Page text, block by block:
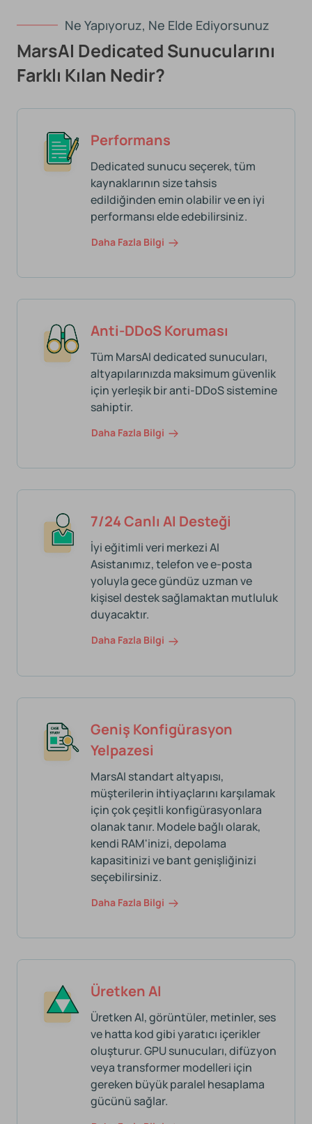
Ne Yapıyoruz, Ne Elde Ediyorsunuz
MarsAI Dedicated Sunucularını
Farklı Kılan Nedir?
Performans
Dedicated sunucu seçerek, tüm
kaynaklarının size tahsis
edildiğinden emin olabilir ve en iyi
performansı elde edebilirsiniz.
Daha Fazla Bilgi
Anti-DDoS Koruması
Tüm MarsAI dedicated sunucuları,
altyapılarınızda maksimum güvenlik
için yerleşik bir anti-DDoS sistemine
sahiptir.
Daha Fazla Bilgi
7/24 Canlı AI Desteği
İyi eğitimli veri merkezi AI
Asistanımız, telefon ve e-posta
yoluyla gece gündüz uzman ve
kişisel destek sağlamaktan mutluluk
duyacaktır.
Daha Fazla Bilgi
Geniş Konfigürasyon
Yelpazesi
MarsAI standart altyapısı,
müşterilerin ihtiyaçlarını karşılamak
için çok çeşitli konfigürasyonlara
olanak tanır. Modele bağlı olarak,
kendi RAM'inizi, depolama
kapasitinizi ve bant genişliğinizi
seçebilirsiniz.
Daha Fazla Bilgi
Üretken AI
Üretken AI, görüntüler, metinler, ses
ve hatta kod gibi yaratıcı içerikler
oluşturur. GPU sunucuları, difüzyon
veya transformer modelleri için
gereken büyük paralel hesaplama
gücünü sağlar.